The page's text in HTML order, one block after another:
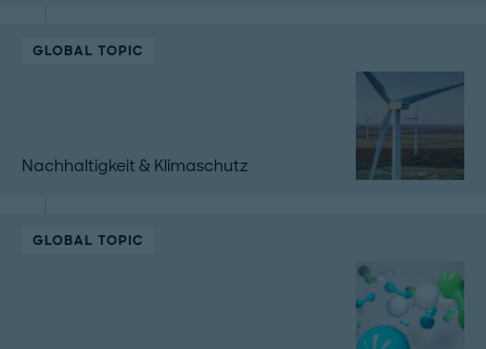
GLOBAL TOPIC
Nachhaltigkeit & Klimaschutz
GLOBAL TOPIC